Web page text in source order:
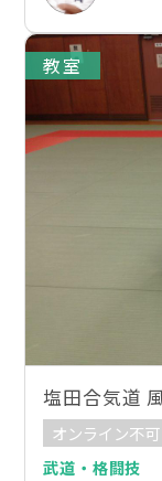
教室
塩田合気道
オンライン不可
武道・格闘技